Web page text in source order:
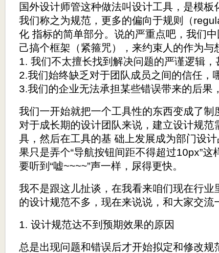
国外设计师管这种做法叫设计工具，是模
我们称之为规范，更多的偏向于规则（
化 指标的简单部分。说的严重点吧，我们
己搞个框架（紧箍咒），来约束人的作为与
1. 我们不太擅长找到解决问题的严谨逻辑
2.我们始终缺乏对于团队成员之间的信任，
3.我们的企业无法承担某些错误带来的后果
我们一开始就把一个工具性的东西变成了制
对于成长期的设计团队来说，建立设计规范
具，然后在工具的基 础上发展成为部门设
果只是弄个“导航按钮间距不得超过10px”
要听到“嘘~~~~”声一样，尿得更快。
我不是跟这儿扯谈，在我看来咱们现在行业
的设计规范不多，现在来说说，和大家交流
1. 设计规范达不到预期效果的原因
总是出现问题和错误后才开始拟定和修改规